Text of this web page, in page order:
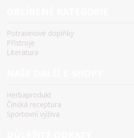
Potravinové doplňky
Přístroje
Literatura
Herbaprodukt
Čínská receptura
Sportovní výživa